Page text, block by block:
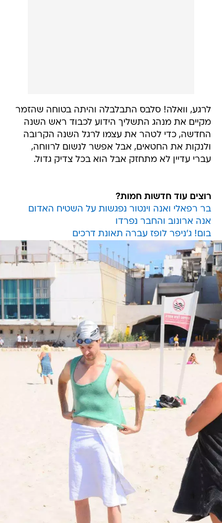
לרגע, וואלה! סלבס התבלבלה והיתה בטוחה שהזמר
מקיים את מנהג התשליך הידוע לכבוד ראש השנה
החדשה, כדי לטהר את עצמו לרגל השנה הקרובה
ולנקות את החטאים, אבל אפשר לנשום לרווחה,
עברי עדיין לא מתחזק אבל הוא בכל צדיק גדול.
רוצים עוד חדשות חמות?
בר רפאלי ואנה וינטור נפגשות על השטיח האדום
אנה ארונוב והחבר נפרדו
בום! ג'ניפר לופז עברה תאונת דרכים